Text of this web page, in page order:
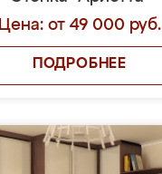
Цена: от 49 000 руб.
ПОДРОБНЕЕ